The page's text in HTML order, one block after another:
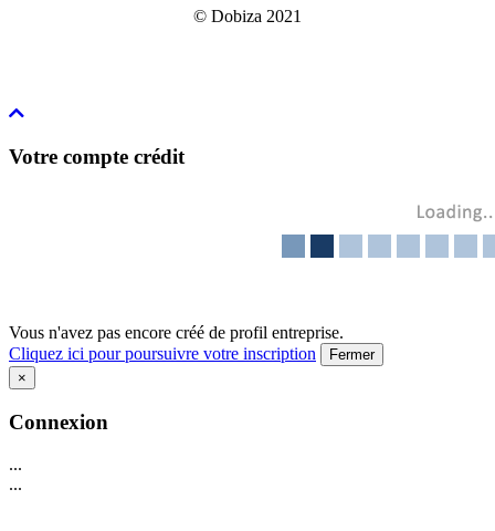
© Dobiza 2021
Votre compte crédit
Vous n'avez pas encore créé de profil entreprise.
Cliquez ici pour poursuivre votre inscription
Fermer
×
Connexion
...
...